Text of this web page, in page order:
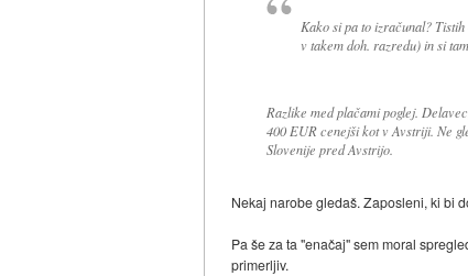
Kako si pa to izračunal?
v takem doh. razredu) in si
Razlike med plačami poglej.
400 EUR cenejši kot v Avstriji. Ne
Slovenije pred Avstrijo.
Nekaj narobe gledaš. Zaposleni, ki bi
Pa še za ta "enačaj" sem moral
primerljiv.